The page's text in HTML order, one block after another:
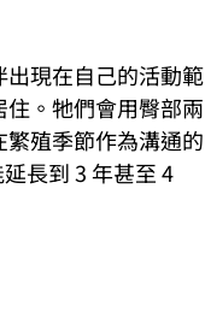
現在自己的活動範
。牠們會用臀部兩
殖季節作為溝通的
長到 3 年甚至 4